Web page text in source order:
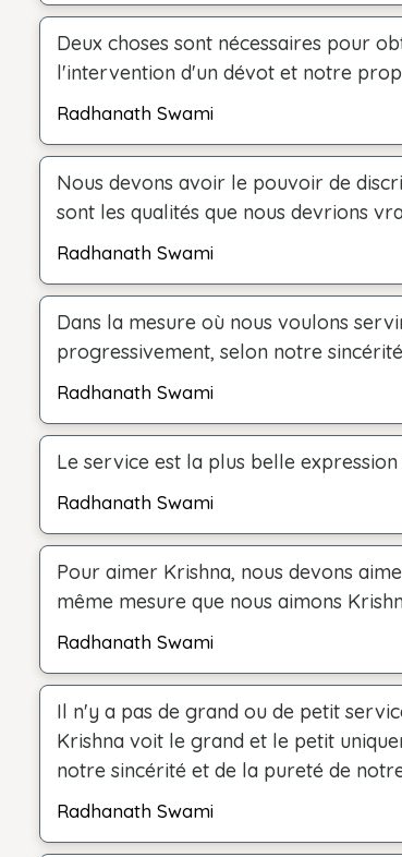
Deux choses sont nécessaires pour
l'intervention d'un dévot et notre
Radhanath Swami
Nous devons avoir le pouvoir de
sont les qualités que nous devrions
Radhanath Swami
Dans la mesure où nous voulons
progressivement, selon notre
Radhanath Swami
Le service est la plus belle
Radhanath Swami
Pour aimer Krishna, nous devons
même mesure que nous aimons
Radhanath Swami
Il n'y a pas de grand ou de petit
Krishna voit le grand et le petit
notre sincérité et de la pureté de
Radhanath Swami